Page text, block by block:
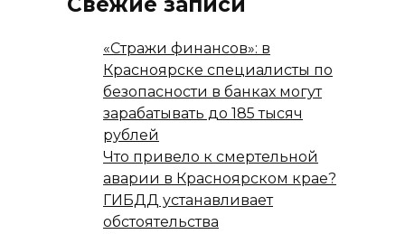
«Стражи финансов»: в
Красноярске специалисты по
безопасности в банках могут
зарабатывать до 185 тысяч
рублей
Что привело к смертельной
аварии в Красноярском крае?
ГИБДД устанавливает
обстоятельства